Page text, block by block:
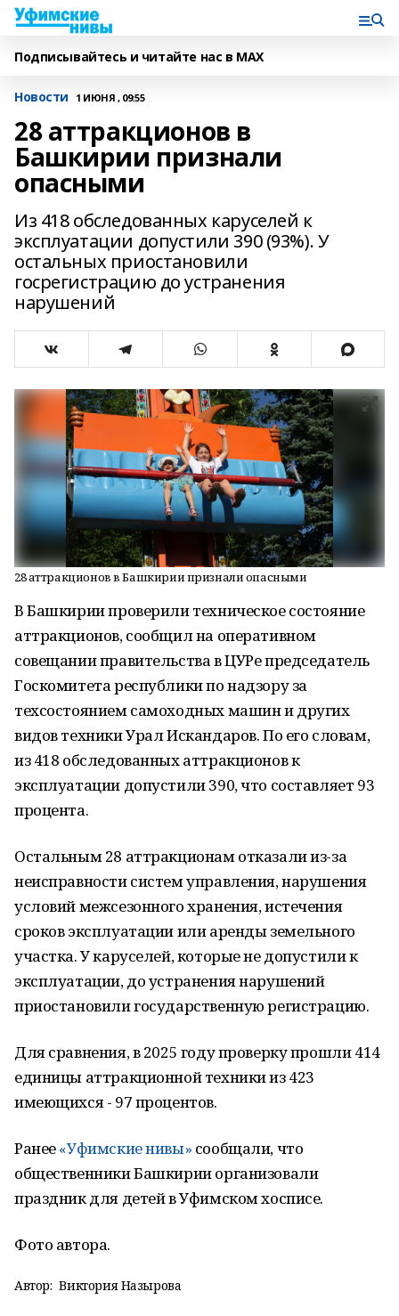
Подписывайтесь и читайте нас в MAX
Новости 1 ИЮНЯ , 09:55
28 аттракционов в
Башкирии признали
опасными
Из 418 обследованных каруселей к
эксплуатации допустили 390 (93%). У
остальных приостановили
госрегистрацию до устранения
нарушений
28 аттракционов в Башкирии признали опасными
В Башкирии проверили техническое состояние
аттракционов, сообщил на оперативном
совещании правительства в ЦУРе председатель
Госкомитета республики по надзору за
техсостоянием самоходных машин и других
видов техники Урал Искандаров. По его словам,
из 418 обследованных аттракционов к
эксплуатации допустили 390, что составляет 93
процента.
Остальным 28 аттракционам отказали из-за
неисправности систем управления, нарушения
условий межсезонного хранения, истечения
сроков эксплуатации или аренды земельного
участка. У каруселей, которые не допустили к
эксплуатации, до устранения нарушений
приостановили государственную регистрацию.
Для сравнения, в 2025 году проверку прошли 414
единицы аттракционной техники из 423
имеющихся - 97 процентов.
Ранее«Уфимские нивы» сообщали, что
общественники Башкирии организовали
праздник для детей в Уфимском хосписе.
Фото автора.
Автор: Виктория Назырова